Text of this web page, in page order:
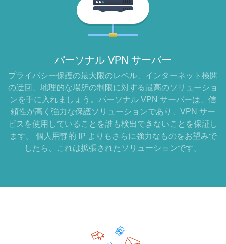
パーソナル VPN サーバー
プライバシー保護の最大限のレベル、インターネット検閲
の迂回、地理的な場所の制限に対する最高のソリューショ
ンを手に入れましょう。パーソナル VPN サーバーは、信
頼性が高く強力な保護ソリューションであり、VPN サー
ビスを使用していることを誰も検出できないことを保証し
ます。 個人用静的 IP よりもさらに強力なものをお望みで
したら、これは拡張されたソリューションです。